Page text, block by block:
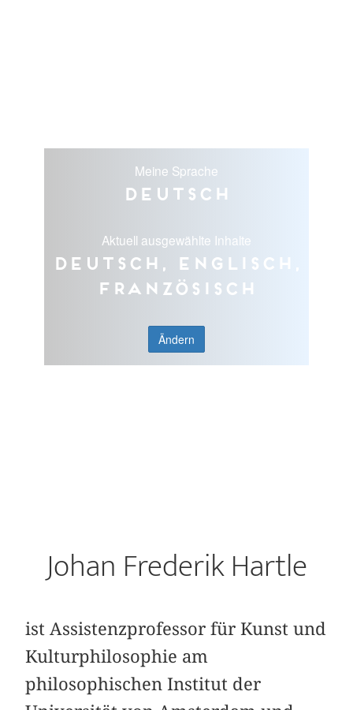
Meine Sprache
Deutsch
Aktuell ausgewählte Inhalte
Deutsch, Englisch,
Französisch
Ändern
Johan Frederik Hartle
ist Assistenzprofessor für Kunst und
Kulturphilosophie am
philosophischen Institut der